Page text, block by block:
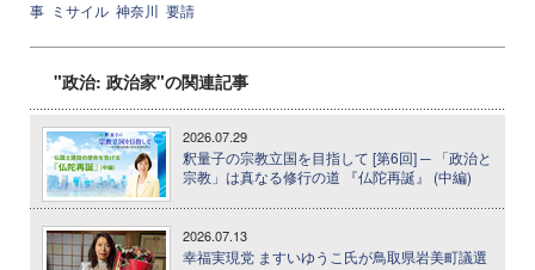
事 ミサイル 神奈川 要請
"政治: 政治家"の関連記事
2026.07.29
釈量子の宗教立国を目指して [第6回] ─ 「政治と
宗教」は真なる修行の道 『仏陀再誕』 (中編)
2026.07.13
幸福実現党 ますいゆうこ氏が鳥取県岩美町議選